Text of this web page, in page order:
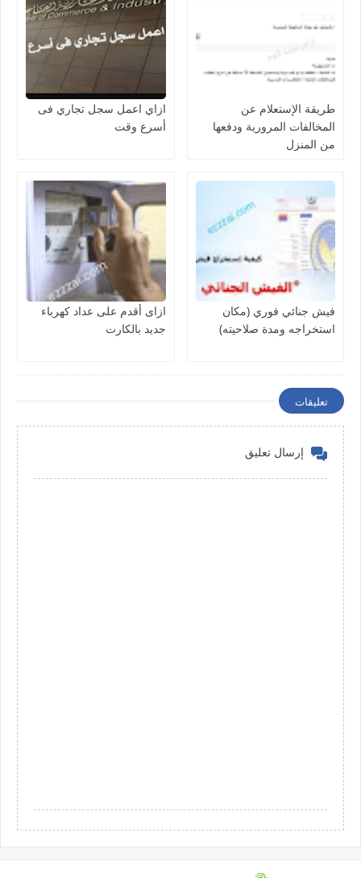
طريقة الإستعلام عن
المخالفات المرورية ودفعها
من المنزل
ازاي اعمل سجل تجاري فى
أسرع وقت
فيش جنائي فوري (مكان
استخراجه ومدة صلاحيته)
ازاى أقدم على عداد كهرباء
جديد بالكارت
تعليقات
إرسال تعليق